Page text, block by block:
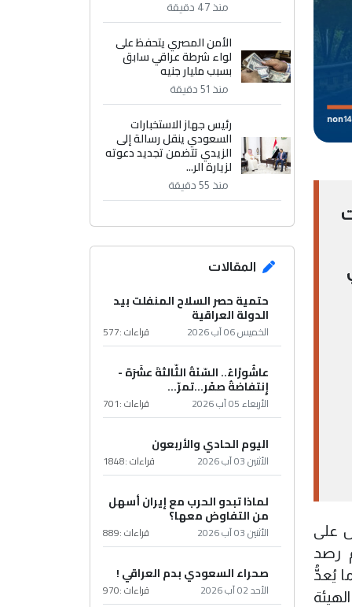
سيما أحكام المادة (10) التي تنص على
رصد
يُعدُّ
منذ 47 دقيقة
الأمن المصري يتحفظ على
لواء شرطة عراقي سابق
بسبب مليار جنيه
منذ 51 دقيقة
رئيس جهاز الاستخبارات
السعودي ينقل رسالة إلى
الزيدي تتضمن تجديد دعوته
لزيارة الر...
منذ 55 دقيقة
المقالات
حتمية حصر السلاح المنفلت بيد
الدولة العراقية
الخميس 06 آب 2026 قراءات :577
عاشُورْاءُ.. السّنَةُ الثّالثةَ عشَرَة -
إِنتفاضةُ صفَر…تمرّ...
الأربعاء 05 آب 2026 قراءات :701
اليوم الحادي والأربعون
الأثنين 03 آب 2026 قراءات :1848
لماذا تبدو الحرب مع إيران أسهل
من التفاوض معها؟
الأثنين 03 آب 2026 قراءات :889
صحراء السعودي بدم العراقي !
الأحد 02 آب 2026 قراءات :970